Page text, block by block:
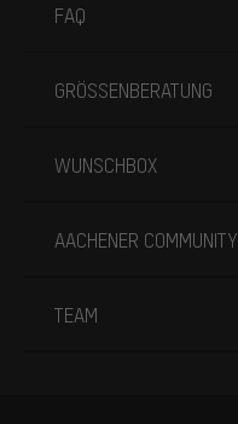
FAQ
GRÖSSENBERATUNG
WUNSCHBOX
AACHENER COMMUNITY
TEAM